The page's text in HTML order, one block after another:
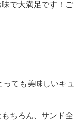
で大満足です！ご
っても美味しいキュ
ちろん、サンド全